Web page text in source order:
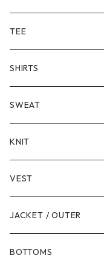
TEE
SHORT SLEEVE
LONG SLEEVE
SHIRTS
SHORT SLEEVE
LONG SLEEVE
SWEAT
KNIT
VEST
JACKET / OUTER
BOTTOMS